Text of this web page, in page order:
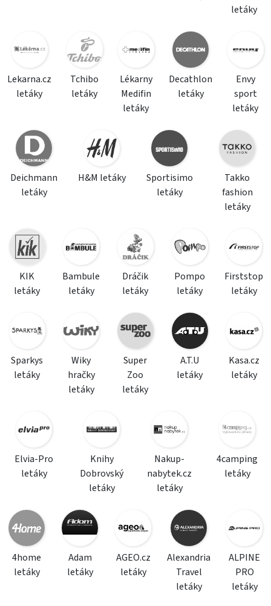
letáky
Lekarna.cz
letáky
Tchibo
letáky
Lékarny
Medifin
letáky
Decathlon
letáky
Envy
sport
letáky
Deichmann
letáky
H&M letáky
Sportisimo
letáky
Takko
fashion
letáky
KIK
letáky
Bambule
letáky
Dráčik
letáky
Pompo
letáky
Firststop
letáky
Sparkys
letáky
Wiky
hračky
letáky
Super
Zoo
letáky
A.T.U
letáky
Kasa.cz
letáky
Elvia-Pro
letáky
Knihy
Dobrovský
letáky
Nakup-
nabytek.cz
letáky
4camping
letáky
4home
letáky
Adam
letáky
AGEO.cz
letáky
Alexandria
Travel
letáky
ALPINE
PRO
letáky